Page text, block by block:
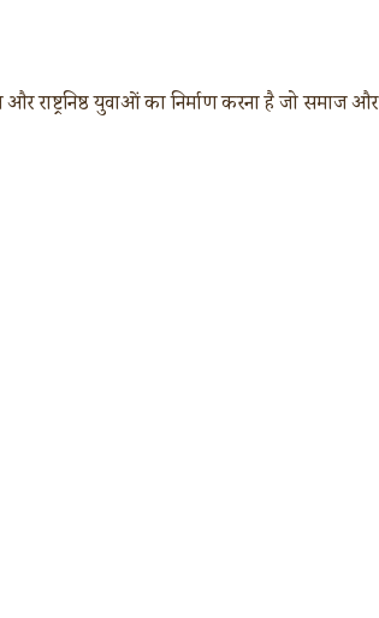
राष्ट्रनिष्ठ युवाओं का निर्माण करना है जो समाज और